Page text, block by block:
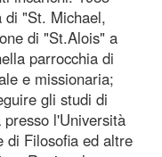
di "St. Michael,
di "St.Alois" a
parrocchia di
e missionaria;
gli studi di
l'Università
di Filosofia ed altre